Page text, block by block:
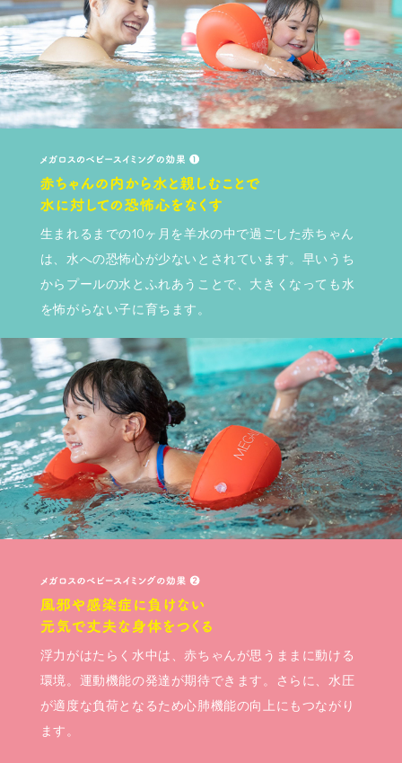
生まれるまでの10ヶ月を羊水の中で過ごした赤ちゃん
は、水への恐怖心が少ないとされています。早いうち
からプールの水とふれあうことで、大きくなっても水
を怖がらない子に育ちます。
浮力がはたらく水中は、赤ちゃんが思うままに動ける
環境。運動機能の発達が期待できます。さらに、水圧
が適度な負荷となるため心肺機能の向上にもつながり
ます。